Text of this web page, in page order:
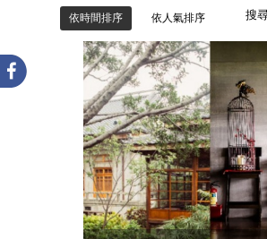
依時間排序 依人氣排序 搜